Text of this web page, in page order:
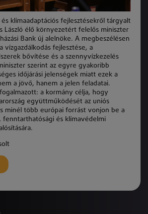
klímaadaptációs fejlesztésekről tárgyalt
László élő környezetért felelős miniszter
Bank új alelnöke. A megbeszélésen
vízgazdálkodás fejlesztése, a
bővítése és a szennyvízkezelés
szerint az egyre gyakoribb
időjárási jelenségek miatt ezek a
a jövő, hanem a jelen feladatai.
a kormány célja, hogy
együttműködését az uniós
minél több európai forrást vonjon be a
fenntarthatósági és klímavédelmi